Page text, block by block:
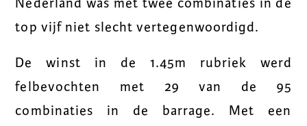
top vijf niet slecht vertegenwoordigd.
De winst in de 1.45m rubriek werd
felbevochten met 29 van de 95
combinaties in de barrage. Met een